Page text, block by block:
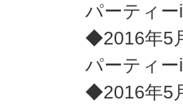
パーティー
◆2016年5
パーティー
◆2016年5